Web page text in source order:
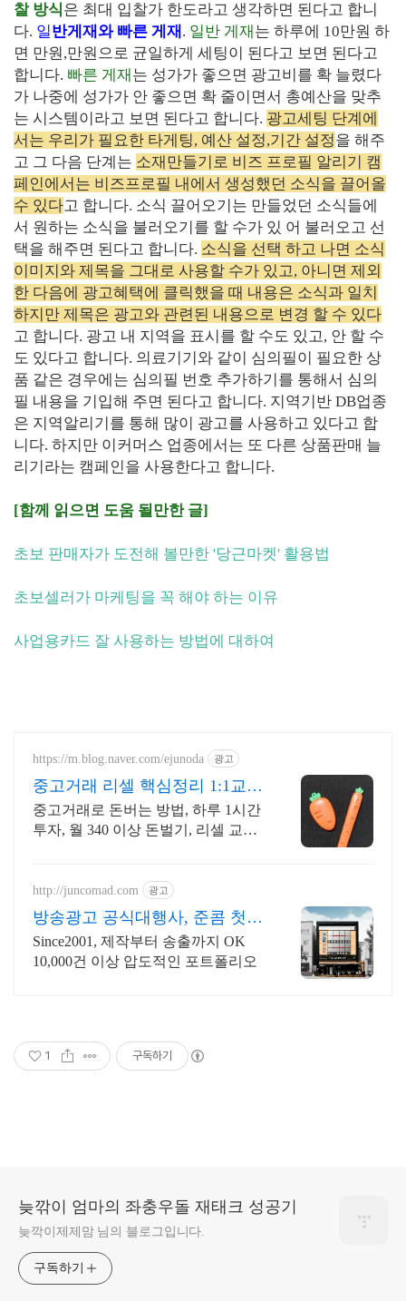
찰 방식은 최대 입찰가 한도라고 생각하면 된다고 합니
다. 일반게재와 빠른 게재 . 일반 게재 는 하루에 10만원 하
면 만원 ,만원으로 균일하게 세팅이 된다고 보면 된다고
합니다. 빠른 게재 는 성가가 좋으면 광고비를 확 늘렸다
가 나중에 성가가 안 좋으면 확 줄이면서 총예산을 맞추
는 시스템이라고 보면 된다고 합니다. 광고세팅 단계에
서는 우리가 필요한 타게팅, 예산 설정,기간 설정을 해주
고 그 다음 단계는 소재만들기로 비즈 프로필 알리기 캠
페인에서는 비즈프로필 내에서 생성했던 소식을 끌어올
수 있다고 합니다. 소식 끌어오기는 만들었던 소식들에
서 원하는 소식을 불러오기를 할 수가 있 어 불러오고 선
택을 해주면 된다고 합니다. 소식을 선택 하고 나면 소식
이미지와 제목을 그대로 사용할 수가 있고, 아니면 제외
한 다음에 광고혜택에 클릭했을 때 내용은 소식과 일치
하지만 제목은 광고와 관련된 내용으로 변경 할 수 있다
고 합니다. 광고 내 지역을 표시를 할 수도 있고, 안 할 수
도 있다고 합니다. 의료기기와 같이 심의필이 필요한 상
품 같은 경우에는 심의필 번호 추가하기를 통해서 심의
필 내용을 기입해 주면 된다고 합니다. 지역기반 DB업종
은 지역알리기를 통해 많이 광고를 사용하고 있다고 합
니다. 하지만 이커머스 업종에서는 또 다른 상품판매 늘
리기라는 캠페인을 사용한다고 합니다.
[함께 읽으면 도움 될만한 글]
초보 판매자가 도전해 볼만한 '당근마켓' 활용법
초보셀러가 마케팅을 꼭 해야 하는 이유
사업용카드 잘 사용하는 방법에 대하여
https://m.blog.naver.com/ejunoda 광고
중고거래 리셀 핵심정리 1:1교육
하루 3시간 완성
중고거래로 돈버는 방법, 하루 1시간
투자, 월 340 이상 돈벌기, 리셀 교육
http://juncomad.com 광고
방송광고 공식대행사, 준콤 첫광
고 진행시 20% 할인!
Since2001, 제작부터 송출까지 OK
10,000건 이상 압도적인 포트폴리오
1 구독하기
늦깎이 엄마의 좌충우돌 재태크 성공기
늦깍이제제맘 님의 블로그입니다.
구독하기